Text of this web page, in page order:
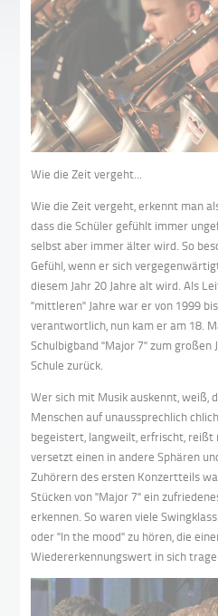
Wie die Zeit vergeht...
Wie die Zeit vergeht, erkennt man
dass die Schüler gefühlt immer
selbst aber immer älter wird. So
Gefühl, wenn er sich
diesem Jahr 20 Jahre alt wird. Als
"mittleren" Jahre war er von 1999
verantwortlich, nun kam er am 18.
Schulbigband "Major 7" zum großen
Schule zurück.
Wer sich mit Musik auskennt, weiß,
Menschen auf unaussprechlich
begeistert, langweilt, erfrischt, reißt
versetzt einen in andere Sphären
Zuhörern des ersten Konzertteils
Stücken von "Major 7" ein
erkennen. So waren viele
oder "In the mood" zu hören, die
Wiedererkennungswert in sich